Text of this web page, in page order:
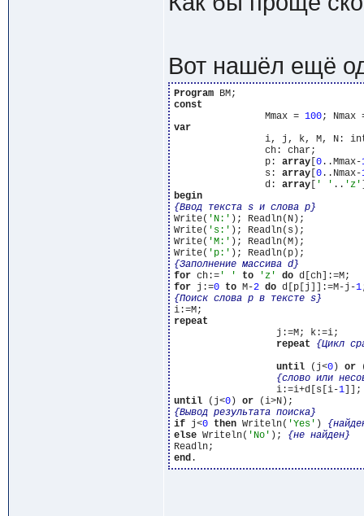
Вот нашёл ещё
Program
const
		Mmax =
100; Nmax
var
		p:
array[ 0..Mmax-
		s:
array[ 0..Nmax-
		d:
array[ ' ' .. 'z'
begin
{Ввод текста s и слова p}
Write( 'N:' ); Readln(N);
Write( 's:' ); Readln(s);
Write( 'M:' ); Readln(M);
Write( 'p:'
{Заполнение массива d}
for ch:=' ' to 'z' do
for j:=0 to M-2 do d[p[j]]:=M-j-1
{Поиск слова p в тексте s}
repeat
repeat
{Цикл
until (j<0) or
{слово или
		  i:=i+d[s[i-
1
until (j<0) or
{Вывод результата поиска}
if j<0 then Writeln( 'Yes' )
else Writeln( 'No' ); {не найден}
end